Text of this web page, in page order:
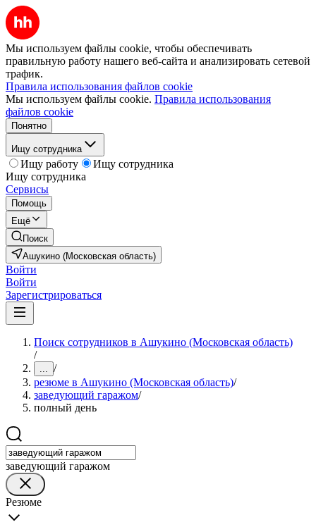
Мы используем файлы cookie, чтобы обеспечивать
правильную работу нашего веб-сайта и анализировать сетевой
трафик.
Правила использования файлов cookie
Мы используем файлы cookie. Правила использования
файлов cookie
Понятно
Ищу сотрудника
Ищу работу
Ищу сотрудника
Ищу сотрудника
Сервисы
Помощь
Ещё
Поиск
Ашукино (Московская область)
Войти
Войти
Зарегистрироваться
Поиск сотрудников в Ашукино (Московская область)
/
... /
резюме в Ашукино (Московская область)/
заведующий гаражом/
полный день
заведующий гаражом
Резюме